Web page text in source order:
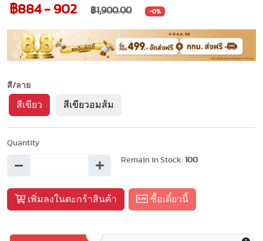
฿884 - 902 ฿1,900.00 -0%
สี/ลาย
สีเขียว สีเขียวอมส้ม
Quantity
Remain in Stock: 100
เพิ่มลงในตะกร้าสินค้า ซื้อเดี๋ยวนี้